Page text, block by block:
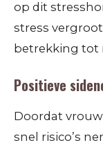
op dit
stress
betrekking tot
Positieve
Doordat
snel risico’s